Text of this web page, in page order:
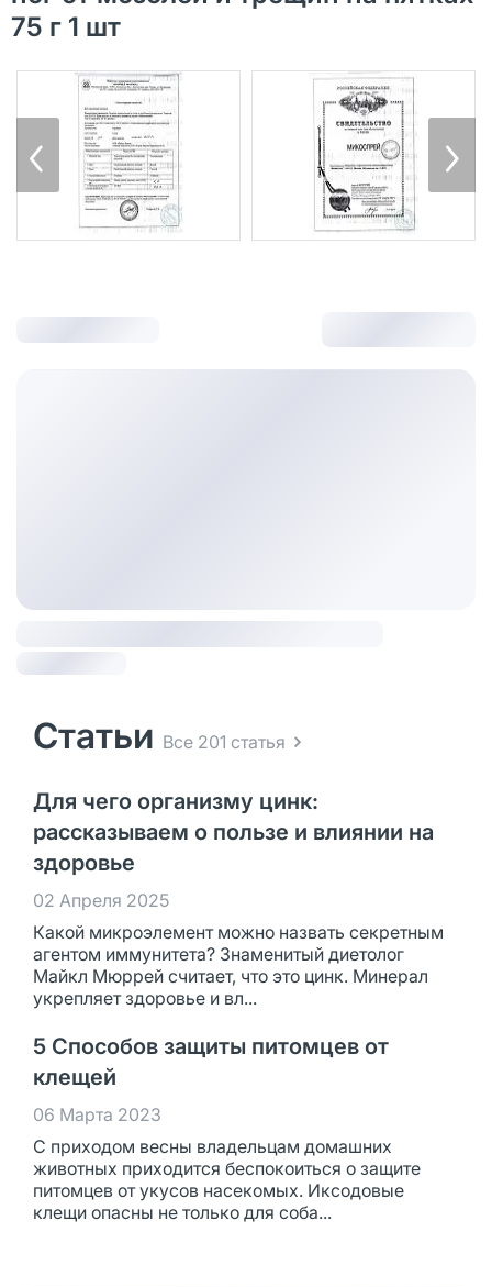
75 г 1 шт
Статьи Все 201 статья
Для чего организму цинк:
рассказываем о пользе и влиянии на
здоровье
02 Апреля 2025
Какой микроэлемент можно назвать секретным
агентом иммунитета? Знаменитый диетолог
Майкл Мюррей считает, что это цинк. Минерал
укрепляет здоровье и вл...
5 Способов защиты питомцев от
клещей
06 Марта 2023
С приходом весны владельцам домашних
животных приходится беспокоиться о защите
питомцев от укусов насекомых. Иксодовые
клещи опасны не только для соба...